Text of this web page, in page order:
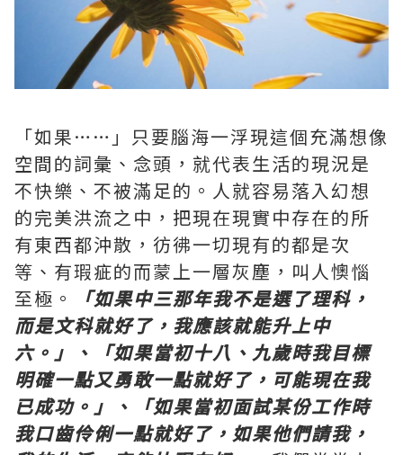
「如果……」只要腦海一浮現這個充滿想像
空間的詞彙、念頭，就代表生活的現況是
不快樂、不被滿足的。人就容易落入幻想
的完美洪流之中，把現在現實中存在的所
有東西都沖散，彷彿一切現有的都是次
等、有瑕疵的而蒙上一層灰塵，叫人懊惱
至極。
「如果中三那年我不是選了理科，
而是文科就好了，我應該就能升上中
六。」、「如果當初十八、九歲時我目標
明確一點又勇敢一點就好了，可能現在我
已成功。」、「如果當初面試某份工作時
我口齒伶俐一點就好了，如果他們請我，